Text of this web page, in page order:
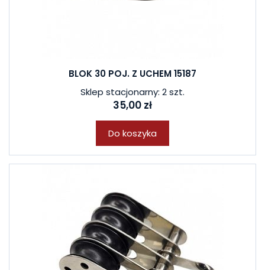
BLOK 30 POJ. Z UCHEM 15187
Sklep stacjonarny: 2 szt.
35,00 zł
Do koszyka